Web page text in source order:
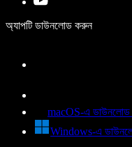
অ্যাপটি ডাউনলোড করুন
macOS-এ
Windows-এ